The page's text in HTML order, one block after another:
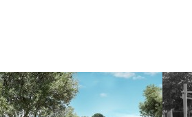
LA CORDEILLE – OLLIOULES
MAP architecture & BLOC paysage